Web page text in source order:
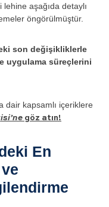
aşağıda detaylı
öngörülmüştür.
son değişikliklerle
uygulama süreçlerini
dair kapsamlı içeriklere
göz atın!
En